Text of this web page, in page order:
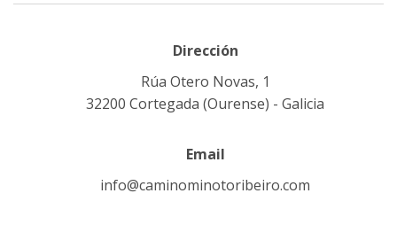
Dirección
Rúa Otero Novas, 1
32200 Cortegada (Ourense) - Galicia
Email
info@caminominotoribeiro.com